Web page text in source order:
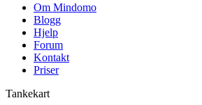
Om Mindomo
Blogg
Hjelp
Forum
Kontakt
Priser
Tankekart